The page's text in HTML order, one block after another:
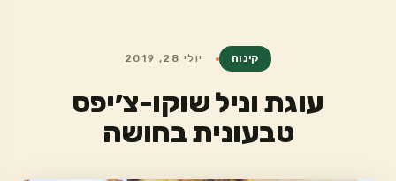
קינוח יולי 28, 2019
עוגת וניל שוקו-צ׳יפס
טבעונית בחושה